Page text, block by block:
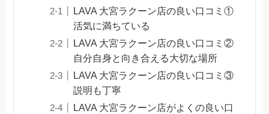
LAVA 大宮ラクーン店の良い口コミ①
活気に満ちている
LAVA 大宮ラクーン店の良い口コミ②
自分自身と向き合える大切な場所
LAVA 大宮ラクーン店の良い口コミ③
説明も丁寧
LAVA 大宮ラクーン店がよくの良い口